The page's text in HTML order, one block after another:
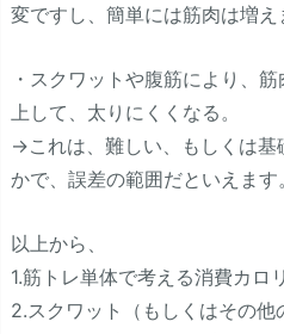
変ですし、簡単には筋肉は増え
・スクワットや腹筋により、
上して、太りにくくなる。
→これは、難しい、もしくは基
かで、誤差の範囲だといえます。
以上から、
1.筋トレ単体で考える消費カロ
2.スクワット（もしくはその他